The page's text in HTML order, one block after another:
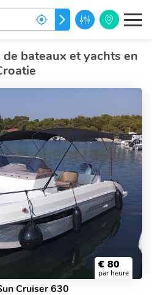
ALLEZ
bateaux et yachts en
€ 80
par heure
Cruiser 630